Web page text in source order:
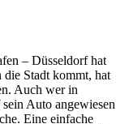
– Düsseldorf hat
die Stadt kommt, hat
Auch wer in
Auto angewiesen
Eine einfache